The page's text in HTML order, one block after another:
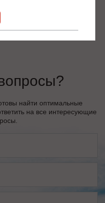
панели управления
для обновления ПО
найти оптимальные
на все интересующие